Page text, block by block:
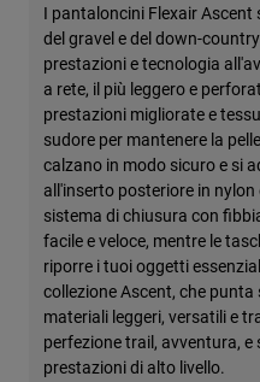
I pantaloncini Flexair Ascent
del gravel e del down-
prestazioni e tecnologia
a rete, il più leggero e
prestazioni migliorate e
sudore per mantenere la
calzano in modo sicuro e si
all'inserto posteriore in
sistema di chiusura con
facile e veloce, mentre le
riporre i tuoi oggetti
collezione Ascent, che
materiali leggeri, versatili e
perfezione trail, avventura,
prestazioni di alto livello.